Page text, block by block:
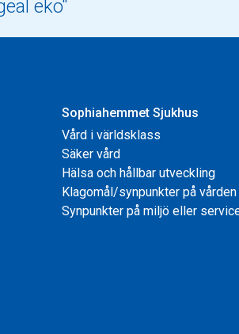
Sophiahemmet Sjukhus
Vård i världsklass
Säker vård
Hälsa och hållbar utveckling
Klagomål/synpunkter på vården
Synpunkter på miljö eller